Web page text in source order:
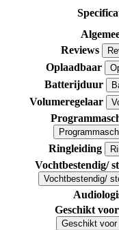
Reviews
Oplaadbaar
Batterijduur
Volumeregelaar
Ringleiding
Vochtbestendig/
Vochtbestendig/
Geschikt
Geschikt voor